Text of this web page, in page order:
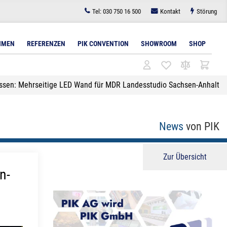
Tel: 030 750 16 500 Kontakt Störung
REFERENZEN PIK CONVENTION SHOWROOM SHOP
Videokonferenzen
Mehrseitige LED Wand für MDR Landesstudio Sachsen-Anhalt
News von PIK
Zur Übersicht